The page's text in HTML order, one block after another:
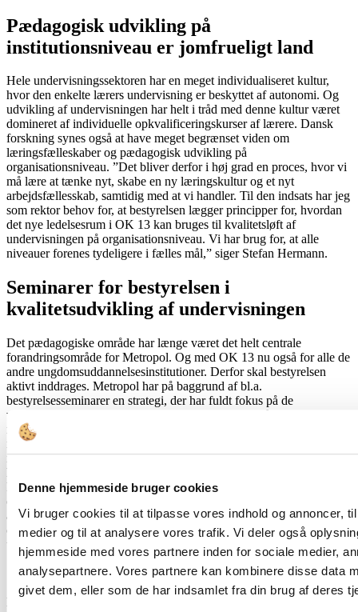
Denne hjemmeside bruger cookies
Vi bruger cookies til at tilpasse vores indhold og annoncer,
medier og til at analysere vores trafik. Vi deler også
hjemmeside med vores partnere inden for sociale medier,
analysepartnere. Vores partnere kan kombinere disse data
givet dem, eller som de har indsamlet fra din brug af deres
Pædagogisk udvikling på
institutionsniveau er jomfrueligt land
Hele undervisningssektoren har en meget individualiseret kultur,
hvor den enkelte lærers undervisning er beskyttet af autonomi. Og
udvikling af undervisningen har helt i tråd med denne kultur været
domineret af individuelle opkvalificeringskurser af lærere. Dansk
forskning synes også at have meget begrænset viden om
læringsfælleskaber og pædagogisk udvikling på
organisationsniveau. ”Det bliver derfor i høj grad en proces, hvor vi
må lære at tænke nyt, skabe en ny læringskultur og et nyt
arbejdsfællesskab, samtidig med at vi handler. Til den indsats har jeg
som rektor behov for, at bestyrelsen lægger principper for, hvordan
det nye ledelsesrum i OK 13 kan bruges til kvalitetsløft af
undervisningen på organisationsniveau. Vi har brug for, at alle
niveauer forenes tydeligere i fælles mål,” siger Stefan Hermann.
Seminarer for bestyrelsen i
kvalitetsudvikling af undervisningen
Det pædagogiske område har længe været det helt centrale
forandringsområde for Metropol. Og med OK 13 nu også for alle de
andre ungdomsuddannelsesinstitutioner. Derfor skal bestyrelsen
aktivt inddrages. Metropol har på baggrund af bl.a.
bestyrelsesseminarer en strategi, der har fuldt fokus på de
væsentligste tiltag omkring undervisningen. ”Man får det, man
måler. Derfor er det helt afgørende, at bestyrelsen får den
nødvendige baggrund for at kunne sætte pejlemærker og prioritere i
indsatsen, f.eks. at vi nu går langt mere systematisk til værks, når det
handler om udfordringer til de studerende, aftagertilfredshed,
kvalificering af vore udviklingsmiljøer etc.” siger Stefan Hermann
og fortsætter: ”Bestyrelsen er kommet tættere på kerneydelsen og de
afgørende forandringsspor her. Det har givet mig en klarere retning,
og kunsten er herfra ikke mindst at udvikle enkle indikatorer for
udviklingen og sikre gennemførelse,” understreger Stefan Hermann.
OK 13 kan bruges som løftestang for
mere indflydelse til bestyrelserne